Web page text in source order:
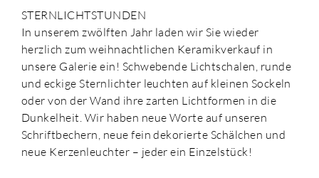
STERNLICHTSTUNDEN
In unserem zwölften Jahr laden wir Sie wieder
herzlich zum weihnachtlichen Keramikverkauf in
unsere Galerie ein! Schwebende Lichtschalen, runde
und eckige Sternlichter leuchten auf kleinen Sockeln
oder von der Wand ihre zarten Lichtformen in die
Dunkelheit. Wir haben neue Worte auf unseren
Schriftbechern, neue fein dekorierte Schälchen und
neue Kerzenleuchter – jeder ein Einzelstück!